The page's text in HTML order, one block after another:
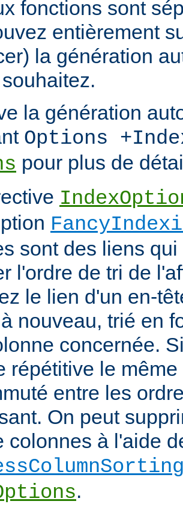
fonctions sont
entièrement
la génération
la génération
Options
pour plus de
sont des liens
l'ordre de tri de
le lien d'un en-
nouveau, trié en
concernée.
répétitive le
entre les
On peut
colonnes à l'aide
.